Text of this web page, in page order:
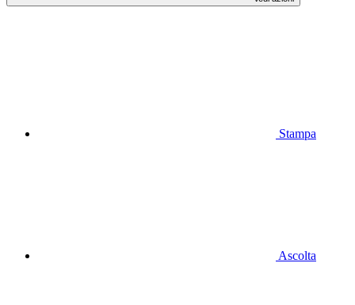
Stampa
Ascolta